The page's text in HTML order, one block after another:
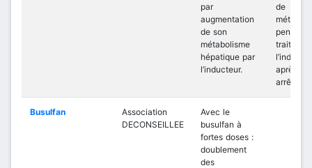
par
augmentation
de son
métabolisme
hépatique par
l’inducteur.
de
pendant
après
arrêt.
Busulfan
Association
DECONSEILLEE
Avec le
busulfan à
fortes doses :
doublement
des